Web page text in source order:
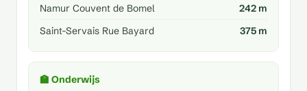
Namur Couvent de Bomel
242 m
Saint-Servais Rue Bayard
375 m
🏫 Onderwijs